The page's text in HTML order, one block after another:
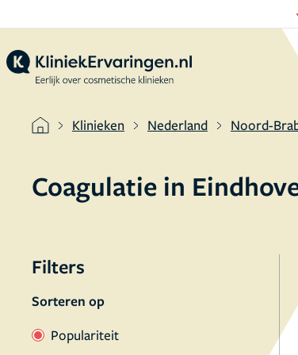
Klinieken Nederland Noord-
Coagulatie in
Filters
Sorteren op
Populariteit